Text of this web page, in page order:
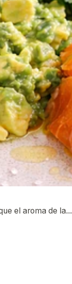
el aroma de la...